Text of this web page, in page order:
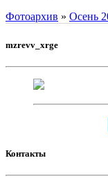
Фотоархив » Осень
mzrevv_xrge
Контакты